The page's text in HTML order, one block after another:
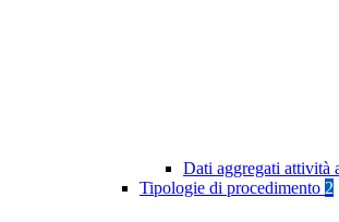
Dati aggregati attività
Tipologie di procedimento 2